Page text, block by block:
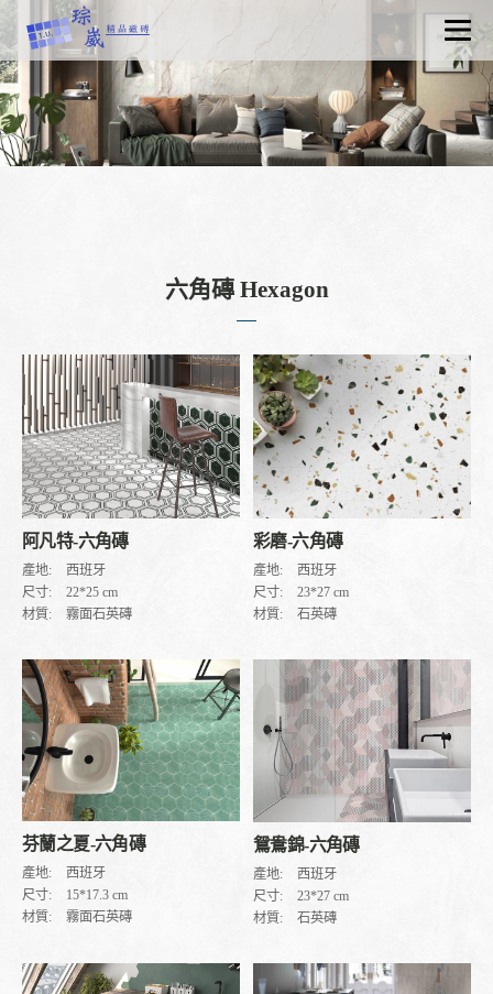
關於琮崴
最新消息
產品資訊
認識磁磚
六角磚 Hexagon
阿凡特-六角磚
產地:
西班牙
尺寸:
22*25 cm
材質:
霧面石英磚
彩磨-六角磚
產地:
西班牙
尺寸:
23*27 cm
材質:
石英磚
芬蘭之夏-六角磚
產地:
西班牙
尺寸:
15*17.3 cm
材質:
霧面石英磚
鴛鴦錦-六角磚
產地:
西班牙
尺寸:
23*27 cm
材質:
石英磚